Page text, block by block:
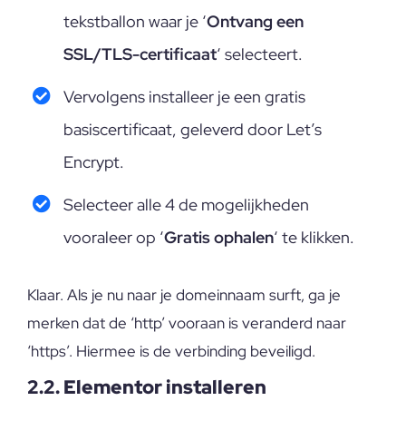
tekstballon waar je ‘Ontvang een
SSL/TLS-certificaat‘ selecteert.
Vervolgens installeer je een gratis
basiscertificaat, geleverd door Let’s
Encrypt.
Selecteer alle 4 de mogelijkheden
vooraleer op ‘Gratis ophalen‘ te klikken.
Klaar. Als je nu naar je domeinnaam surft, ga je
merken dat de ‘http’ vooraan is veranderd naar
‘https’. Hiermee is de verbinding beveiligd.
2.2. Elementor installeren